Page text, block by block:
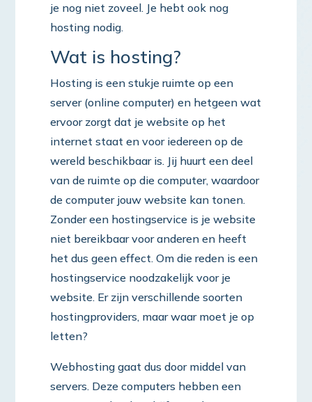
je nog niet zoveel. Je hebt ook nog
hosting nodig.
Wat is hosting?
Hosting is een stukje ruimte op een
server (online computer) en hetgeen wat
ervoor zorgt dat je website op het
internet staat en voor iedereen op de
wereld beschikbaar is. Jij huurt een deel
van de ruimte op die computer, waardoor
de computer jouw website kan tonen.
Zonder een hostingservice is je website
niet bereikbaar voor anderen en heeft
het dus geen effect. Om die reden is een
hostingservice noodzakelijk voor je
website. Er zijn verschillende soorten
hostingproviders, maar waar moet je op
letten?
Webhosting gaat dus door middel van
servers. Deze computers hebben een